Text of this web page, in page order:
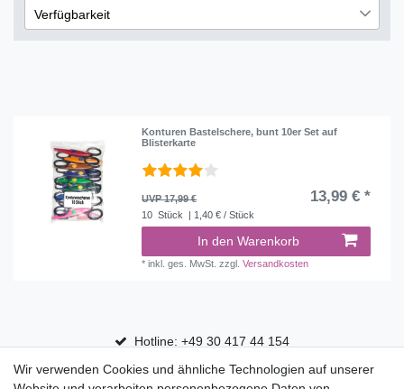
€ ― €
Verfügbarkeit
Konturen Bastelschere, bunt 10er Set auf
Blisterkarte
UVP 17,99 € 13,99 € *
10 Stück | 1,40 € / Stück
In den Warenkorb
*inkl. ges. MwSt. zzgl.Versandkosten
Hotline: +49 30 417 44 154
30 Tage Rückgaberecht
Wir verwenden Cookies und ähnliche Technologien auf unserer